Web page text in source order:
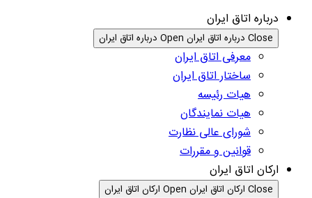
درباره اتاق ایران
Close درباره اتاق ایران Open درباره اتاق ایران
معرفی اتاق ایران
ساختار اتاق ایران
هیات رئیسه
هیات نمایندگان
شورای عالی نظارت
قوانین و مقررات
ارکان اتاق ایران
Close ارکان اتاق ایران Open ارکان اتاق ایران